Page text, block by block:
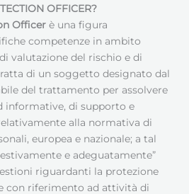
OFFICER?
Officer è una figura
competenze in ambito
valutazione del rischio e di
di un soggetto designato dal
del trattamento per assolvere
informative, di supporto e
alla normativa di
europea e nazionale; a tal
e adeguatamente”
riguardanti la protezione
con riferimento ad attività di